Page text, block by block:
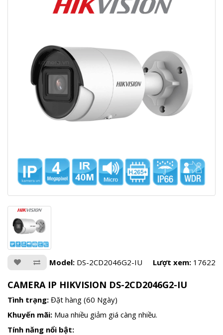
Model: DS-2CD2046G2-IU Lượt xem: 17622
CAMERA IP HIKVISION DS-2CD2046G2-IU
Tình trạng: Đặt hàng (60 Ngày)
Khuyến mãi: Mua nhiều giảm giá càng nhiều.
Tính năng nổi bật: